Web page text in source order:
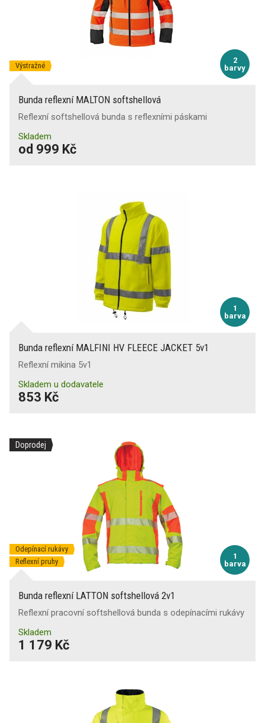
2
barvy
Výstražné
Bunda reflexní MALTON softshellová
Reflexní softshellová bunda s reflexními páskami
Skladem
od 999 Kč
1
barva
Bunda reflexní MALFINI HV FLEECE JACKET 5v1
Reflexní mikina 5v1
Skladem u dodavatele
853 Kč
Doprodej
1
barva
Odepínací rukávy
Reflexní pruhy
Bunda reflexní LATTON softshellová 2v1
Reflexní pracovní softshellová bunda s odepínacími rukávy
Skladem
1 179 Kč